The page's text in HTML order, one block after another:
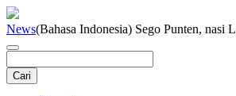
News(Bahasa Indonesia) Sego Punten,